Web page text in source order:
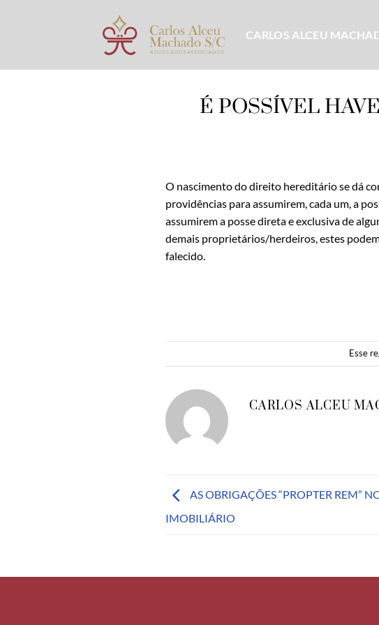
CARLOS ALCEU
É POSSÍVEL
O nascimento do direito hereditário se dá
providências para assumirem, cada um, a
assumirem a posse direta e exclusiva de
demais proprietários/herdeiros, estes
falecido.
Esse
CARLOS ALCEU
AS OBRIGAÇÕES “PROPTER REM”
IMOBILIÁRIO